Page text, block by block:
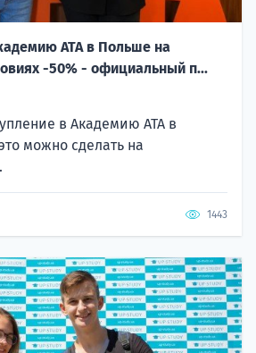
ATA в Польше на
-50% - официальный п...
в Академию ATA в
можно сделать на
1443